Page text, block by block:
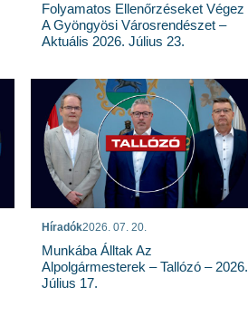
Folyamatos Ellenőrzéseket Végez
A Gyöngyösi Városrendészet –
Aktuális 2026. Július 23.
Híradók2026. 07. 20.
Munkába Álltak Az
Alpolgármesterek – Tallózó – 2026.
Július 17.